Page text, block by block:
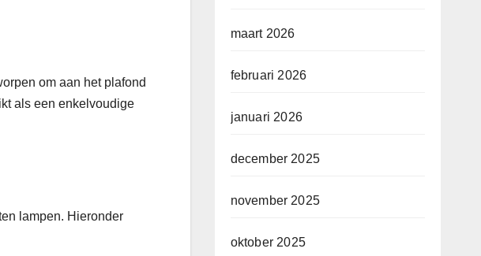
om aan het plafond
als een enkelvoudige
lampen. Hieronder
maart 2026
februari 2026
januari 2026
december 2025
november 2025
oktober 2025